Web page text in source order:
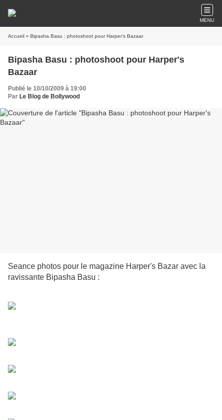
MENU
Accueil » Bipasha Basu : photoshoot pour Harper's Bazaar
Bipasha Basu : photoshoot pour Harper's
Bazaar
Publié le 10/10/2009 à 19:00
Par Le Blog de Bollywood
Seance photos pour le magazine Harper's Bazar avec la
ravissante Bipasha Basu :